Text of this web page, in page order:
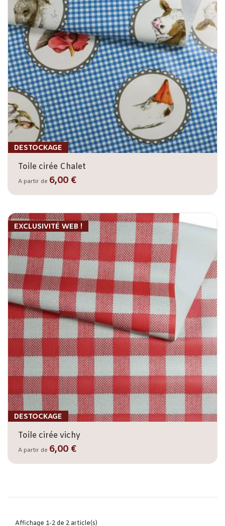
DESTOCKAGE
Toile cirée Chalet
A partir de 6,00 €
DESTOCKAGE
Toile cirée vichy
EXCLUSIVITÉ WEB !
A partir de 6,00 €
Affichage 1-2 de 2 article(s)